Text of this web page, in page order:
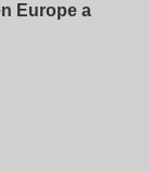
Europe a